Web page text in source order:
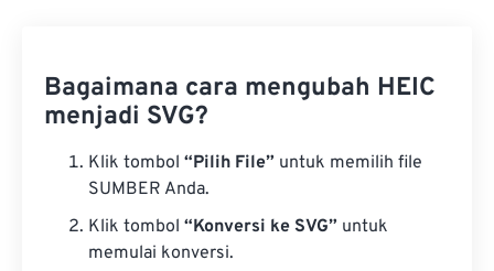
Bagaimana cara mengubah HEIC
menjadi SVG?
Klik tombol “Pilih File” untuk memilih file
SUMBER Anda.
Klik tombol “Konversi ke SVG” untuk
memulai konversi.